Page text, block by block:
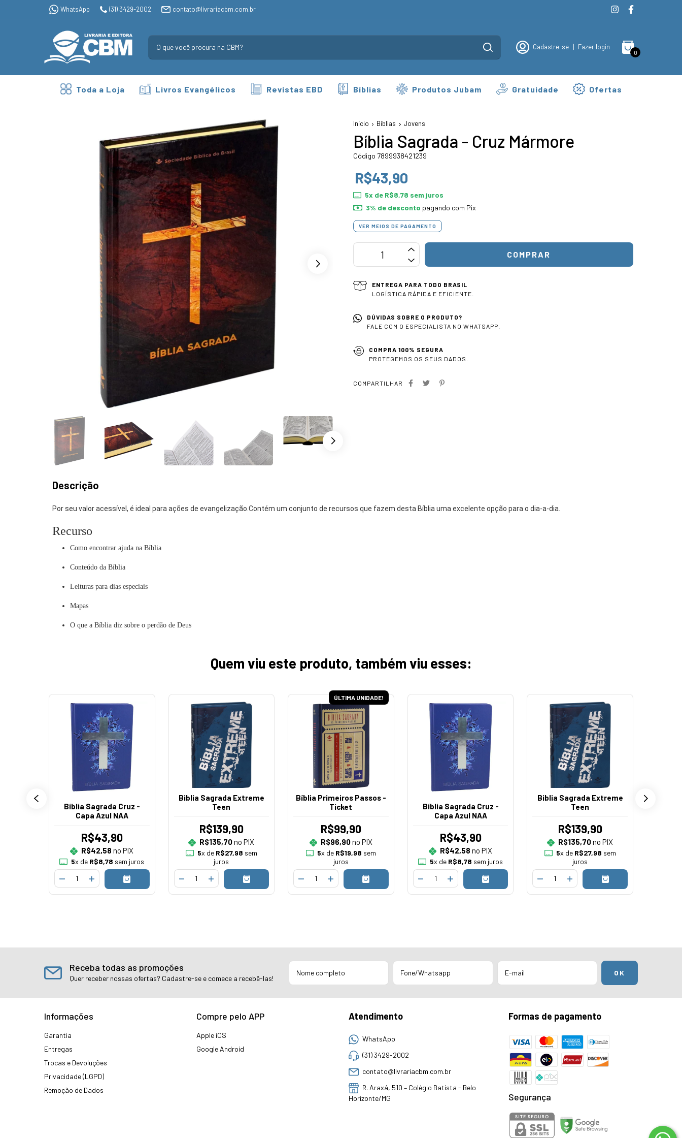
WhatsApp (31) 3429-2002 contato@livrariacbm.com.br
Cadastre-se | Fazer login
0
Toda a Loja Livros Evangélicos Revistas EBD Bíblias Produtos Jubam Gratuidade Ofertas
Início Bíblias Jovens
Bíblia Sagrada - Cruz Mármore
Código 7899938421239
R$43,90
5x de R$8,78 sem juros
3% de desconto pagando com Pix
VER MEIOS DE PAGAMENTO
ENTREGA PARA TODO BRASIL
LOGÍSTICA RÁPIDA E EFICIENTE.
DÚVIDAS SOBRE O PRODUTO?
FALE COM O ESPECIALISTA NO WHATSAPP.
COMPRA 100% SEGURA
PROTEGEMOS OS SEUS DADOS.
COMPARTILHAR
Descrição
Por seu valor acessível, é ideal para ações de evangelização.Contém um conjunto de recursos que fazem desta Bíblia uma excelente opção para o dia-a-dia.
Recurso
Como encontrar ajuda na Bíblia
Conteúdo da Bíblia
Leituras para dias especiais
Mapas
O que a Bíblia diz sobre o perdão de Deus
Quem viu este produto, também viu esses:
Bíblia Sagrada Cruz -
Capa Azul NAA
R$43,90
R$42,58 no PIX
5x de R$8,78 sem juros
Biblia Sagrada Extreme
Teen
R$139,90
R$135,70no PIX
5x de R$27,98 sem
juros
ÚLTIMA UNIDADE!
Bíblia Primeiros Passos -
Ticket
R$99,90
R$96,90no PIX
5x de R$19,98 sem
juros
Bíblia Sagrada Cruz -
Capa Azul NAA
R$43,90
R$42,58 no PIX
5x de R$8,78 sem juros
Biblia Sagrada Extreme
Teen
R$139,90
R$135,70no PIX
5x de R$27,98 sem
juros
Receba todas as promoções
Quer receber nossas ofertas? Cadastre-se e comece a recebê-las!
Informações
Garantia
Entregas
Trocas e Devoluções
Privacidade (LGPD)
Remoção de Dados
Compre pelo APP
Apple iOS
Google Android
Atendimento
WhatsApp
(31) 3429-2002
contato@livrariacbm.com.br
R. Araxá, 510 – Colégio Batista - Belo
Horizonte/MG
Formas de pagamento
Segurança